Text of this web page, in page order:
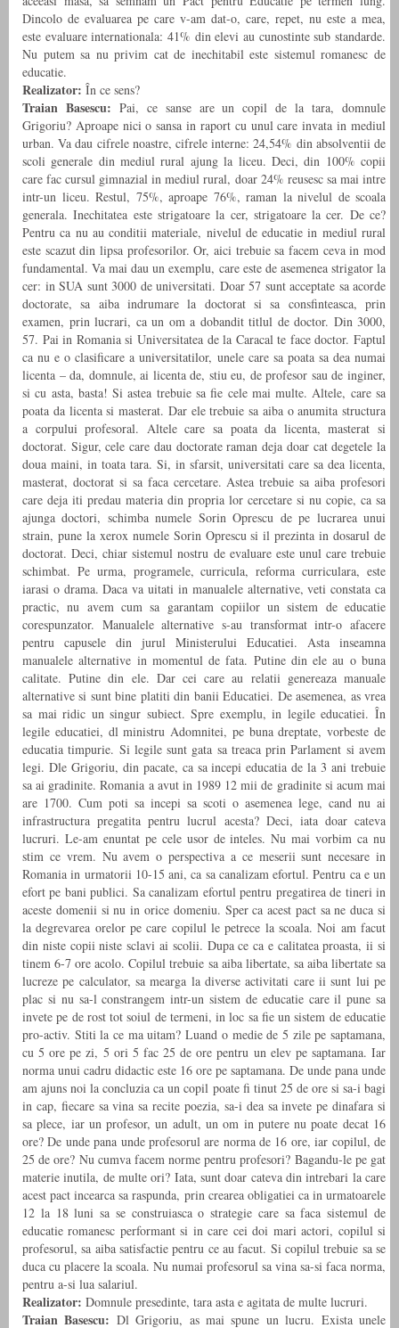
Dincolo de evaluarea pe care v-am dat-o, care, repet, nu este a mea,
este evaluare internationala: 41% din elevi au cunostinte sub standarde.
Nu putem sa nu privim cat de inechitabil este sistemul romanesc de
educatie.
Realizator: În ce sens?
Traian Basescu: Pai, ce sanse are un copil de la tara, domnule
Grigoriu? Aproape nici o sansa in raport cu unul care invata in mediul
urban. Va dau cifrele noastre, cifrele interne: 24,54% din absolventii de
scoli generale din mediul rural ajung la liceu. Deci, din 100% copii
care fac cursul gimnazial in mediul rural, doar 24% reusesc sa mai intre
intr-un liceu. Restul, 75%, aproape 76%, raman la nivelul de scoala
generala. Inechitatea este strigatoare la cer, strigatoare la cer. De ce?
Pentru ca nu au conditii materiale, nivelul de educatie in mediul rural
este scazut din lipsa profesorilor. Or, aici trebuie sa facem ceva in mod
fundamental. Va mai dau un exemplu, care este de asemenea strigator la
cer: in SUA sunt 3000 de universitati. Doar 57 sunt acceptate sa acorde
doctorate, sa aiba indrumare la doctorat si sa consfinteasca, prin
examen, prin lucrari, ca un om a dobandit titlul de doctor. Din 3000,
57. Pai in Romania si Universitatea de la Caracal te face doctor. Faptul
ca nu e o clasificare a universitatilor, unele care sa poata sa dea numai
licenta – da, domnule, ai licenta de, stiu eu, de profesor sau de inginer,
si cu asta, basta! Si astea trebuie sa fie cele mai multe. Altele, care sa
poata da licenta si masterat. Dar ele trebuie sa aiba o anumita structura
a corpului profesoral. Altele care sa poata da licenta, masterat si
doctorat. Sigur, cele care dau doctorate raman deja doar cat degetele la
doua maini, in toata tara. Si, in sfarsit, universitati care sa dea licenta,
masterat, doctorat si sa faca cercetare. Astea trebuie sa aiba profesori
care deja iti predau materia din propria lor cercetare si nu copie, ca sa
ajunga doctori, schimba numele Sorin Oprescu de pe lucrarea unui
strain, pune la xerox numele Sorin Oprescu si il prezinta in dosarul de
doctorat. Deci, chiar sistemul nostru de evaluare este unul care trebuie
schimbat. Pe urma, programele, curricula, reforma curriculara, este
iarasi o drama. Daca va uitati in manualele alternative, veti constata ca
practic, nu avem cum sa garantam copiilor un sistem de educatie
corespunzator. Manualele alternative s-au transformat intr-o afacere
pentru capusele din jurul Ministerului Educatiei. Asta inseamna
manualele alternative in momentul de fata. Putine din ele au o buna
calitate. Putine din ele. Dar cei care au relatii genereaza manuale
alternative si sunt bine platiti din banii Educatiei. De asemenea, as vrea
sa mai ridic un singur subiect. Spre exemplu, in legile educatiei. În
legile educatiei, dl ministru Adomnitei, pe buna dreptate, vorbeste de
educatia timpurie. Si legile sunt gata sa treaca prin Parlament si avem
legi. Dle Grigoriu, din pacate, ca sa incepi educatia de la 3 ani trebuie
sa ai gradinite. Romania a avut in 1989 12 mii de gradinite si acum mai
are 1700. Cum poti sa incepi sa scoti o asemenea lege, cand nu ai
infrastructura pregatita pentru lucrul acesta? Deci, iata doar cateva
lucruri. Le-am enuntat pe cele usor de inteles. Nu mai vorbim ca nu
stim ce vrem. Nu avem o perspectiva a ce meserii sunt necesare in
Romania in urmatorii 10-15 ani, ca sa canalizam efortul. Pentru ca e un
efort pe bani publici. Sa canalizam efortul pentru pregatirea de tineri in
aceste domenii si nu in orice domeniu. Sper ca acest pact sa ne duca si
la degrevarea orelor pe care copilul le petrece la scoala. Noi am facut
din niste copii niste sclavi ai scolii. Dupa ce ca e calitatea proasta, ii si
tinem 6-7 ore acolo. Copilul trebuie sa aiba libertate, sa aiba libertate sa
lucreze pe calculator, sa mearga la diverse activitati care ii sunt lui pe
plac si nu sa-l constrangem intr-un sistem de educatie care il pune sa
invete pe de rost tot soiul de termeni, in loc sa fie un sistem de educatie
pro-activ. Stiti la ce ma uitam? Luand o medie de 5 zile pe saptamana,
cu 5 ore pe zi, 5 ori 5 fac 25 de ore pentru un elev pe saptamana. Iar
norma unui cadru didactic este 16 ore pe saptamana. De unde pana unde
am ajuns noi la concluzia ca un copil poate fi tinut 25 de ore si sa-i bagi
in cap, fiecare sa vina sa recite poezia, sa-i dea sa invete pe dinafara si
sa plece, iar un profesor, un adult, un om in putere nu poate decat 16
ore? De unde pana unde profesorul are norma de 16 ore, iar copilul, de
25 de ore? Nu cumva facem norme pentru profesori? Bagandu-le pe gat
materie inutila, de multe ori? Iata, sunt doar cateva din intrebari la care
acest pact incearca sa raspunda, prin crearea obligatiei ca in urmatoarele
12 la 18 luni sa se construiasca o strategie care sa faca sistemul de
educatie romanesc performant si in care cei doi mari actori, copilul si
profesorul, sa aiba satisfactie pentru ce au facut. Si copilul trebuie sa se
duca cu placere la scoala. Nu numai profesorul sa vina sa-si faca norma,
pentru a-si lua salariul.
Realizator: Domnule presedinte, tara asta e agitata de multe lucruri.
Traian Basescu: Dl Grigoriu, as mai spune un lucru. Exista unele